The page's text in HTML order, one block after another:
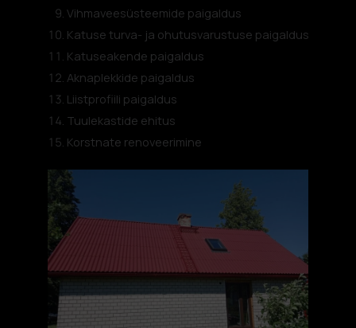
Vihmaveesüsteemide paigaldus
Katuse turva- ja ohutusvarustuse paigaldus
Katuseakende paigaldus
Aknaplekkide paigaldus
Liistprofiili paigaldus
Tuulekastide ehitus
Korstnate renoveerimine